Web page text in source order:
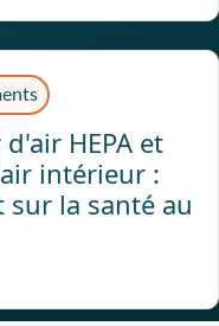
HEPA et
intérieur :
la santé au